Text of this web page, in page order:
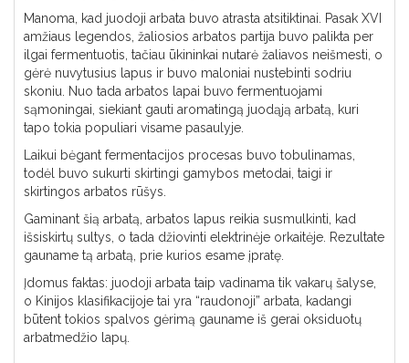
Manoma, kad juodoji arbata buvo atrasta atsitiktinai. Pasak XVI
amžiaus legendos, žaliosios arbatos partija buvo palikta per
ilgai fermentuotis, tačiau ūkininkai nutarė žaliavos neišmesti, o
gėrė nuvytusius lapus ir buvo maloniai nustebinti sodriu
skoniu. Nuo tada arbatos lapai buvo fermentuojami
sąmoningai, siekiant gauti aromatingą juodąją arbatą, kuri
tapo tokia populiari visame pasaulyje.
Laikui bėgant fermentacijos procesas buvo tobulinamas,
todėl buvo sukurti skirtingi gamybos metodai, taigi ir
skirtingos arbatos rūšys.
Gaminant šią arbatą, arbatos lapus reikia susmulkinti, kad
išsiskirtų sultys, o tada džiovinti elektrinėje orkaitėje. Rezultate
gauname tą arbatą, prie kurios esame įpratę.
Įdomus faktas: juodoji arbata taip vadinama tik vakarų šalyse,
o Kinijos klasifikacijoje tai yra “raudonoji” arbata, kadangi
būtent tokios spalvos gėrimą gauname iš gerai oksiduotų
arbatmedžio lapų.